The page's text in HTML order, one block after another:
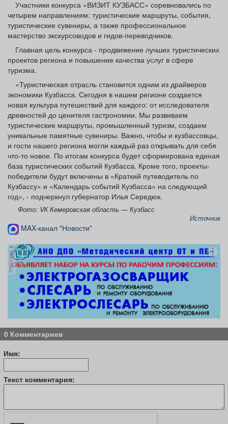
Афиша Обучение Проекты
Товары Поздравления Погода
ТВ программа Я - пенсионер
Участники конкурса «ВИЗИТ КУЗБАСС» соревновались по
четырем направлениям: туристические маршруты, события,
туристические сувениры, а также профессиональное
мастерство экскурсоводов и гидов-переводчиков.
Главная цель конкурса - продвижение лучших туристических
проектов региона и повышение качества услуг в сфере
туризма.
«Туристическая отрасль становится одним из драйверов
экономики Кузбасса. Сегодня в нашем регионе создается
новая культура путешествий для каждого: от исследователя
древностей до ценителя гастрономии. Мы развиваем
туристические маршруты, промышленный туризм, создаем
уникальные памятные сувениры. Важно, чтобы и кузбассовцы,
и гости нашего региона могли каждый раз открывать для себя
что-то новое. По итогам конкурса будет сформирована единая
база туристических событий Кузбасса. Кроме того, проекты-
победители будут включены в «Краткий путеводитель по
Кузбассу» и «Календарь событий Кузбасса» на следующий
год», - подчеркнул губернатор Илья Середюк.
Фото: VK Кемеровская область — Кузбасс
Источник
MAX-канал "Новости"
реклама
0 Комментариев
Имя:
Текст комментария: